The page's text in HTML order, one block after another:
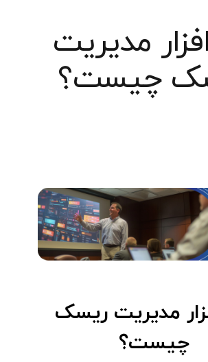
مدیریت
چیست؟
مدیریت ریسک
چیست؟